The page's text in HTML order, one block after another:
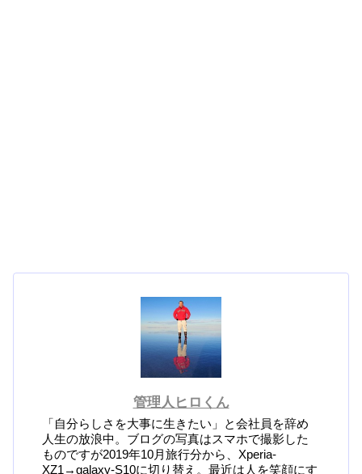
管理人ヒロくん
「自分らしさを大事に生きたい」と会社員を辞め
人生の放浪中。ブログの写真はスマホで撮影した
ものですが2019年10月旅行分から、Xperia-
XZ1→galaxy-S10に切り替え。最近は人を笑顔にす